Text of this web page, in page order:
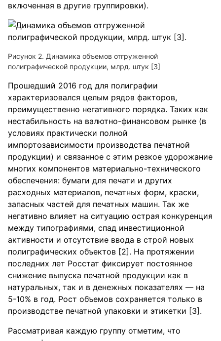
включенная в другие группировки).
Рисунок 2. Динамика объемов отгруженной
полиграфической продукции, млрд. штук [3]
Прошедший 2016 год для полиграфии
характеризовался целым рядов факторов,
преимущественно негативного порядка. Таких как
нестабильность на валютно-финансовом рынке (в
условиях практически полной
импортозависимости производства печатной
продукции) и связанное с этим резкое удорожание
многих компонентов материально-технического
обеспечения: бумаги для печати и других
расходных материалов, печатных форм, краски,
запасных частей для печатных машин. Так же
негативно влияет на ситуацию острая конкуренция
между типографиями, спад инвестиционной
активности и отсутствие ввода в строй новых
полиграфических объектов [2]. На протяжении
последних лет Росстат фиксирует постоянное
снижение выпуска печатной продукции как в
натуральных, так и в денежных показателях — на
5-10% в год. Рост объемов сохраняется только в
производстве печатной упаковки и этикетки [3].
Рассматривая каждую группу отметим, что